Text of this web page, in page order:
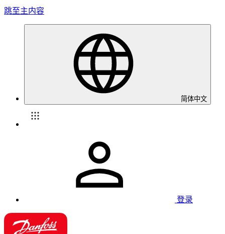
跳至主内容
简体中文
登录